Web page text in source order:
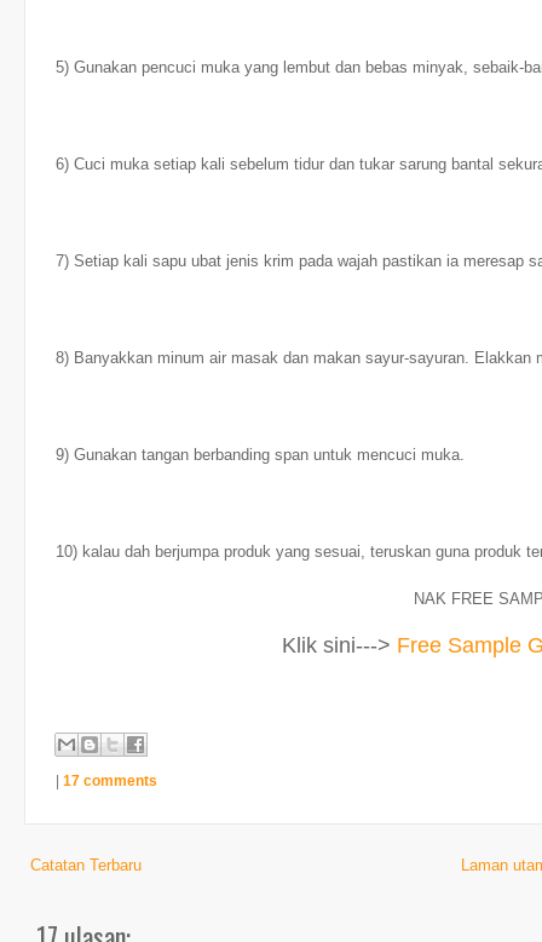
5) Gunakan pencuci muka yang lembut dan bebas minyak, sebaik-
6) Cuci muka setiap kali sebelum tidur dan tukar sarung bantal
7) Setiap kali sapu ubat jenis krim pada wajah pastikan ia meresap
8) Banyakkan minum air masak dan makan sayur-sayuran.
9) Gunakan tangan berbanding span untuk mencuci muka.
10) kalau dah berjumpa produk yang sesuai, teruskan guna produk
NAK FREE
Klik sini---> Free Sample
| 17 comments
Catatan Terbaru Laman